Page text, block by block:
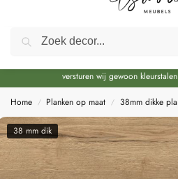
Door de bouwvakperiode geldt momenteel
versturen wij gewoon
Home / Planken op maat / 38mm dikke
38 mm dik